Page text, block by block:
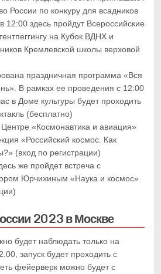
России по конкуру для всадников
12:00 здесь пройдут Всероссийские
на Кубок ВДНХ и
Кремлевской школы верховой
праздничная программа «Вся
В рамках ее проведения с 12:00
в Доме культуры будет проходить
(бесплатно)
«Космонавтика и авиация»
«Российский космос. Как
(вход по регистрации)
же пройдет встреча с
Юрчихиным «Наука и космос»
2023 в Москве
будет наблюдать только на
запуск будет проходить с
фейерверк можно будет с